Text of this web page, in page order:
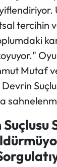
tercihin
Mutaf